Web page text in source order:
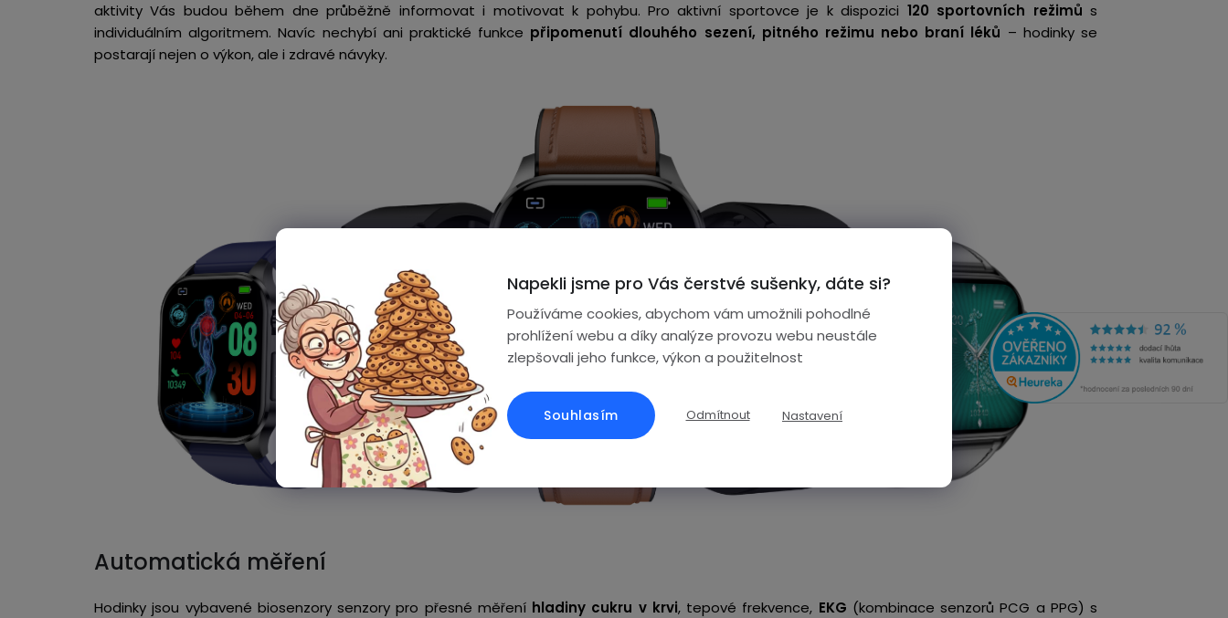
Napekli jsme pro Vás čerstvé sušenky, dáte si?
Používáme cookies, abychom vám umožnili pohodlné
prohlížení webu a díky analýze provozu webu neustále
zlepšovali jeho funkce, výkon a použitelnost
Nastavení
Odmítnout
Souhlasím
aktivity Vás budou během dne průběžně informovat i motivovat k pohybu. Pro aktivní sportovce je k dispozici 120 sportovních režimů s
individuálním algoritmem. Navíc nechybí ani praktické funkce připomenutí dlouhého sezení, pitného režimu nebo braní léků – hodinky se
postarají nejen o výkon, ale i zdravé návyky.
Automatická měření
Hodinky jsou vybavené biosenzory senzory pro přesné měření hladiny cukru v krvi, tepové frekvence, EKG (kombinace senzorů PCG a PPG) s